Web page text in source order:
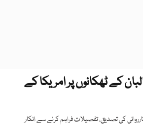
کے ٹھکانوں پر امریکا کے
کی تصدیق، تفصیلات فراہم کرنے سے انکار